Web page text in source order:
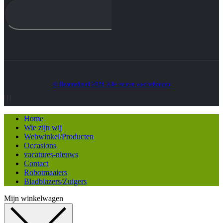
© Heatmedia.nl 2024. Alle rechten voorbehouden
Home
Wie zijn wij
Webwinkel/Producten
Occasions
vacatures-nieuws
Contact
Robotmaaiers
Bladblazers/Zuigers
Mijn winkelwagen